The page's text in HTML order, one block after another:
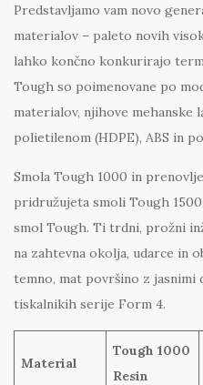
Predstavljamo vam novo
materialov – paleto novih
lahko končno konkurirajo
Tough so poimenovane po
materialov, njihove mehanske
polietilenom (HDPE), ABS in
Smola Tough 1000 in
pridružujeta smoli Tough
smol Tough. Ti trdni, prožni
na zahtevna okolja, udarce in
temno, mat površino z jasnimi
tiskalnikih serije Form 4.
Material
Tough 1000
Resin